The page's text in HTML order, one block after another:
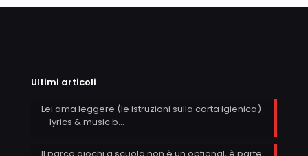
Ultimi articoli
Lei ama leggere (le istruzioni sulla carta igienica)
– lyrics & music b…